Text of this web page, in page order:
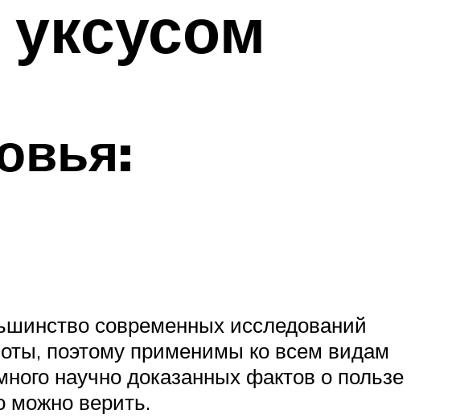
современных исследований
поэтому применимы ко всем видам
научно доказанных фактов о пользе
можно верить.